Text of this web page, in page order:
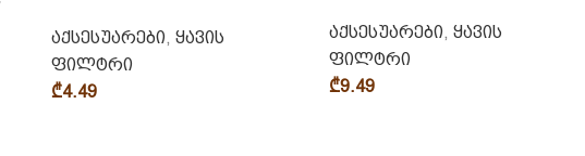
აქსესუარები, ყავის
ფილტრი
₾4.49
აქსესუარები, ყავის
ფილტრი
₾9.49